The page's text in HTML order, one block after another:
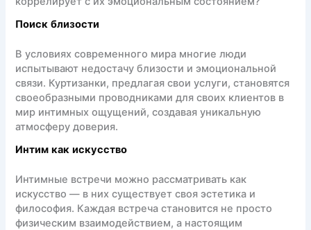
Поиск близости
В условиях современного мира многие люди
испытывают недостачу близости и эмоциональной
связи. Куртизанки, предлагая свои услуги, становятся
своеобразными проводниками для своих клиентов в
мир интимных ощущений, создавая уникальную
атмосферу доверия.
Интим как искусство
Интимные встречи можно рассматривать как
искусство — в них существует своя эстетика и
философия. Каждая встреча становится не просто
физическим взаимодействием, а настоящим